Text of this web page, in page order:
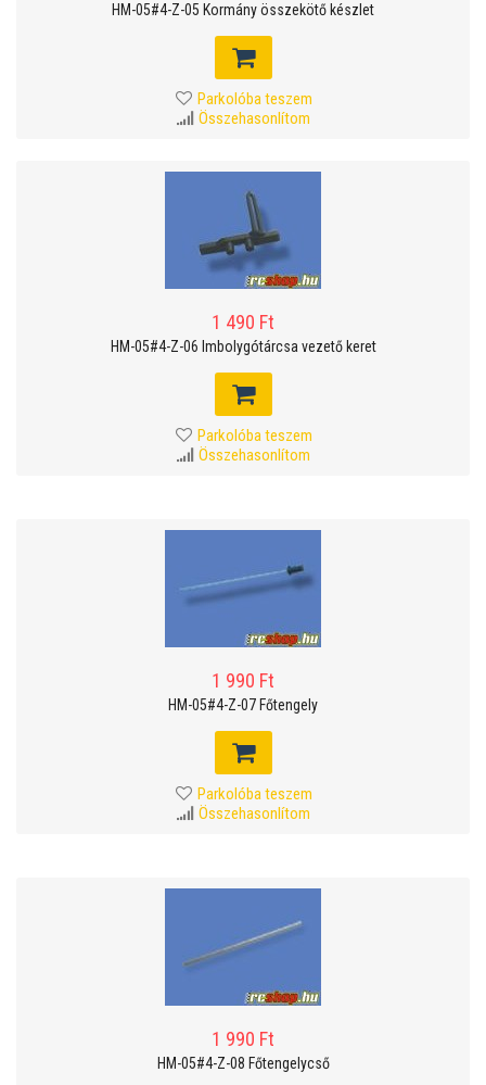
HM-05#4-Z-05 Kormány összekötő készlet
Parkolóba teszem
Összehasonlítom
1 490 Ft
HM-05#4-Z-06 Imbolygótárcsa vezető keret
Parkolóba teszem
Összehasonlítom
1 990 Ft
HM-05#4-Z-07 Főtengely
Parkolóba teszem
Összehasonlítom
1 990 Ft
HM-05#4-Z-08 Főtengelycső